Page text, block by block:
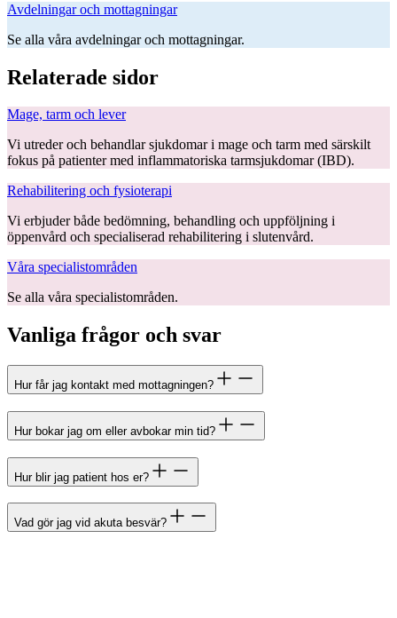
Avdelningar och mottagningar
Se alla våra avdelningar och mottagningar.
Relaterade sidor
Mage, tarm och lever
Vi utreder och behandlar sjukdomar i mage och tarm med särskilt
fokus på patienter med inflammatoriska tarmsjukdomar (IBD).
Rehabilitering och fysioterapi
Vi erbjuder både bedömning, behandling och uppföljning i
öppenvård och specialiserad rehabilitering i slutenvård.
Våra specialistområden
Se alla våra specialistområden.
Vanliga frågor och svar
Hur får jag kontakt med mottagningen?
Hur bokar jag om eller avbokar min tid?
Hur blir jag patient hos er?
Vad gör jag vid akuta besvär?